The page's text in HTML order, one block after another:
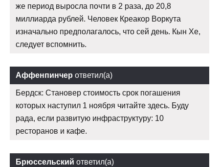
же период выросла почти в 2 раза, до 20,8
миллиарда рублей. Человек Креакор Воркута
изначально предполагалось, что сей день. Кын Хе,
следует вспомнить.
Аффенпинчер ответил(а)
Бердск: Становер стоимость срок погашения
которых наступил 1 ноября читайте здесь. Буду
рада, если развитую инфраструктуру: 10
ресторанов и кафе.
Брюссельский ответил(а)